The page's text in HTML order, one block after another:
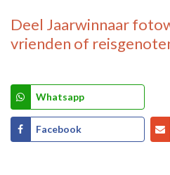
Deel Jaarwinnaar
vrienden of
Whatsapp
Facebook